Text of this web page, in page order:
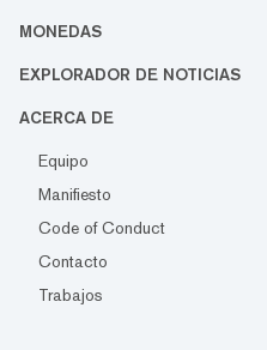
MONEDAS
EXPLORADOR DE NOTICIAS
ACERCA DE
Equipo
Manifiesto
Code of Conduct
Contacto
Trabajos